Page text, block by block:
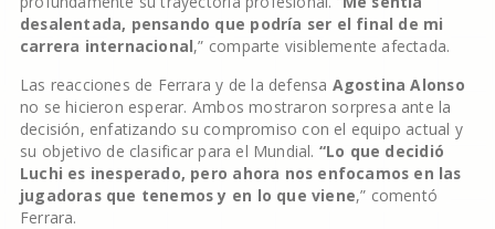
desalentada, pensando que podría ser el final de mi
carrera internacional,” comparte visiblemente afectada.
Las reacciones de Ferrara y de la defensa Agostina Alonso
no se hicieron esperar. Ambos mostraron sorpresa ante la
decisión, enfatizando su compromiso con el equipo actual y
su objetivo de clasificar para el Mundial. “Lo que decidió
Luchi es inesperado, pero ahora nos enfocamos en las
jugadoras que tenemos y en lo que viene,” comentó
Ferrara.